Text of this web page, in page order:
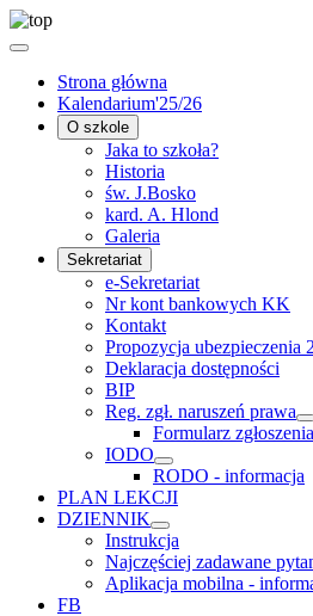
Strona główna
Kalendarium'25/26
O szkole
Jaka to szkoła?
Historia
św. J.Bosko
kard. A. Hlond
Galeria
Sekretariat
e-Sekretariat
Nr kont bankowych KK
Kontakt
Propozycja ubezpieczenia
Deklaracja dostępności
BIP
Reg. zgł. naruszeń prawa
Formularz zgłoszenia
IODO
RODO - informacja
PLAN LEKCJI
DZIENNIK
Instrukcja
Najczęściej zadawane
Aplikacja mobilna -
FB